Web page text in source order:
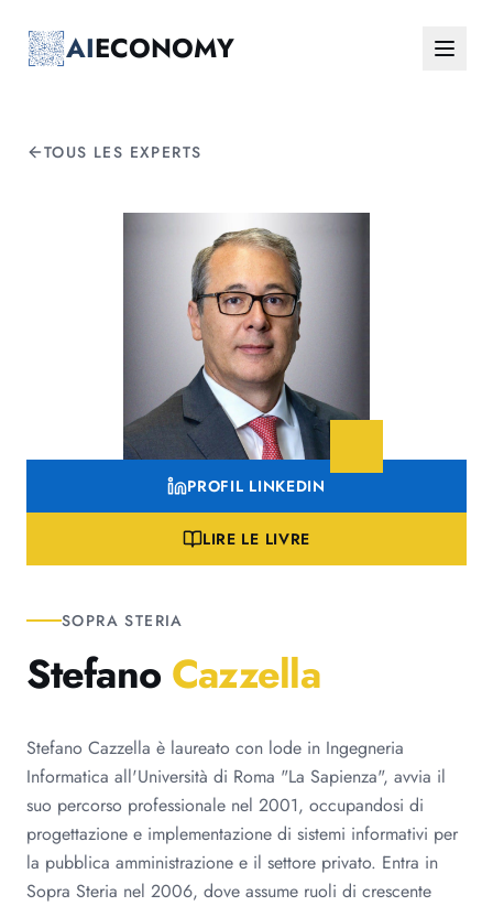
AIECONOMY
TOUS LES EXPERTS
PROFIL LINKEDIN
LIRE LE LIVRE
SOPRA STERIA
Stefano Cazzella
Stefano Cazzella è laureato con lode in Ingegneria
Informatica all'Università di Roma "La Sapienza", avvia il
suo percorso professionale nel 2001, occupandosi di
progettazione e implementazione di sistemi informativi per
la pubblica amministrazione e il settore privato. Entra in
Sopra Steria nel 2006, dove assume ruoli di crescente